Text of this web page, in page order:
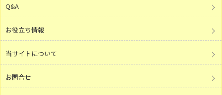
Q&A
お役立ち情報
当サイトについて
お問合せ